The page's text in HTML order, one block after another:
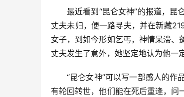
最近看到“昆仑女神”的报道，
丈夫未归，便一路寻夫，并在新藏
女子，到如今形如乞丐，神情呆滞
丈夫发生了意外，她坚定地认为他一
“昆仑女神”可以写一部感人的
有轮回转世，他们能在死后重逢，问